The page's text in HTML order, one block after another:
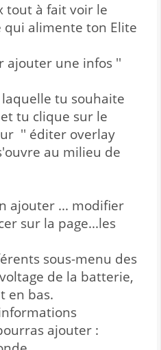
tout à fait voir le
alimente ton Elite
ajouter une infos ''
tu souhaite
tu clique sur le
'' éditer overlay
au milieu de
ajouter ... modifier
sur la page...les
sous-menu des
de la batterie,
en bas.
ajouter :